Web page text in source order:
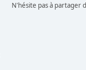
N'hésite pas à partager